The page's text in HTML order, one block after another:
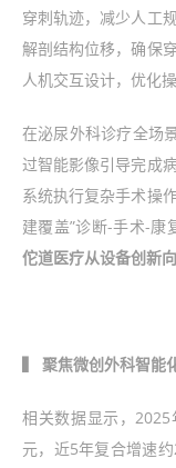
穿刺轨迹，减少人工
解剖结构位移，确保
人机交互设计，优化
在泌尿外科诊疗全场
过智能影像引导完成
系统执行复杂手术操
建覆盖”诊断-手术-康
佗道医疗从设备创新
▍ 聚焦微创外科智能
相关数据显示，
元，近5年复合增速